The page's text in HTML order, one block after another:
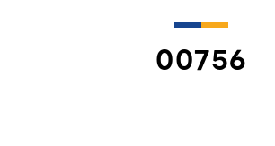
00756